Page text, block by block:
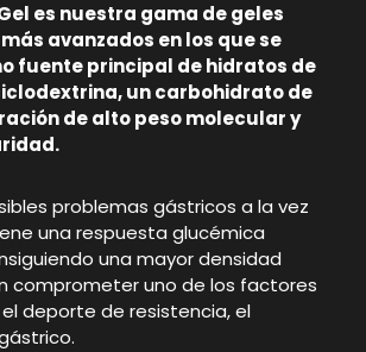
es nuestra gama de geles
avanzados en los que se
fuente principal de hidratos de
un carbohidrato de
de alto peso molecular y
problemas gástricos a la vez
una respuesta glucémica
una mayor densidad
comprometer uno de los factores
deporte de resistencia, el